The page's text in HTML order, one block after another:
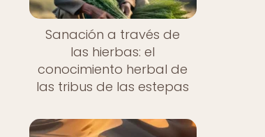
Sanación a través de
las hierbas: el
conocimiento herbal de
las tribus de las estepas